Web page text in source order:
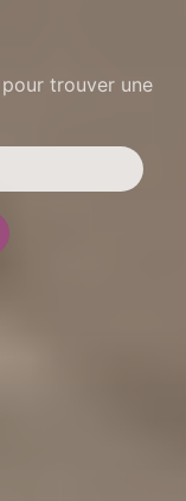
trouver une